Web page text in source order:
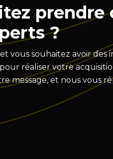
?
vous souhaitez avoir des
réaliser votre
message, et nous vous